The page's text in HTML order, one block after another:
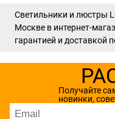
Светильники и люстры
Москве в интернет-
гарантией и доставкой
Получайте
новинки,